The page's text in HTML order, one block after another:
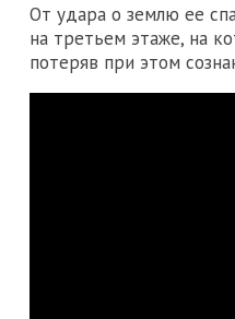
От удара о землю ее
на третьем этаже, на
потеряв при этом